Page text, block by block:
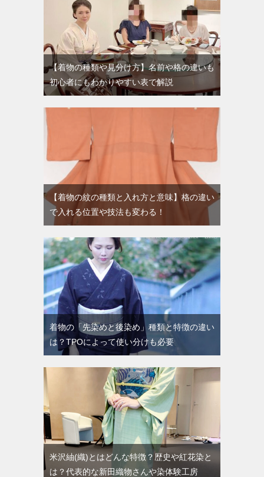
【着物の種類や見分け方】名前や格の違いも
初心者にもわかりやすい表で解説
【着物の紋の種類と入れ方と意味】格の違い
で入れる位置や技法も変わる！
着物の「先染めと後染め」種類と特徴の違い
は？TPOによって使い分けも必要
米沢紬(織)とはどんな特徴？歴史や紅花染と
は？代表的な新田織物さんや染体験工房